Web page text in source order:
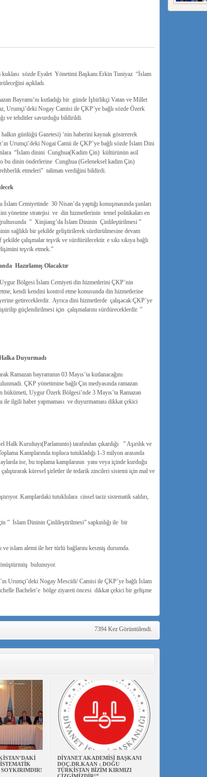
sözde Eyalet Yönetimi Başkanı Erkin Tuniyaz “İslam
açıkladı.
Bayramı’nı kutladığı bir günde İşbirlikçi Vatan ve Millet
Urumçi’deki Nogay Camisi ile ÇKP’ye bağlı sözde Özerk
ve tehditler savurduğu bildirildi.
günlüğü Gazetesi) ‘nin haberini kaynak göstererek
Urumçi’deki Nogai Camii ile ÇKP’ye bağlı sözde İslam Dini
“İslam dinini Cunghua(Kadim Çin) kültürünün asil
bu dinin önderlerine Cunghua (Geleneksel kadim Çin)
etmeleri” talimatı verdiğini bildirdi.
Cemiyetinde 30 Nisan’da yaptığı konuşmasında şunları
yönetme stratejisi ve din hizmetlerinin temel politikaları en
” Xinjiang’da İslam Dininin Çinlileştirilmesi ”
sağlıklı bir şekilde geliştirilerek sürdürülmesine devam
çalışmalar teşvik ve sürdürülecektir. e sıkı sıkıya bağlı
teşvik etmek.”
Hazırlamış Olacaktır
Bölgesi İslam Cemiyeti din hizmetlerini ÇKP’nin
kendi kendini kontrol etme konusunda din hizmetlerine
getireceklerdir. Ayrıca dini hizmetlerde çalışacak ÇKP’ye
güçlendirilmesi için çalışmalarını sürdüreceklerdir. ”
Duyurmadı
bayramının 03 Mayıs’ta kutlanacağını
ÇKP yönetimine bağlı Çin medyasında ramazan
Uygur Özerk Bölgesi’nde 3 Mayıs’ta Ramazan
ile ilgili haber yapmaması ve duyurmaması dikkat çekici
Kurultayı(Parlamınto) tarafından çıkardığı ” Aşırılık ve
Kamplarında topluca tutukladığı 1-3 milyon arasında
ise, bu toplama kamplarının yanı veya içinde kurduğu
küresel şirletler ile tedarik zincileri sistemi için mal ve
Kamplardaki tutuklulara cinsel taciz sistematik saldırı,
” İslam Dininin Çinlileştirilmesi” sapkınlığı ile bir
islam alemi ile her türlü bağlarını kesmiş durumda.
bulunuyor.
Urumçi’deki Nogay Mescidi/ Camisi ile ÇKP’ye bağlı İslam
Bachelet’e bölge ziyareti öncesi dikkat çekici bir gelişme
7394 Kez Görüntülendi.
SOYKIRIMDIR!
DİYANET AKADEMİSİ BAŞKANI
DOÇ.DR.KAAN : DOĞU
TÜRKİSTAN BİZİM KIRMIZI